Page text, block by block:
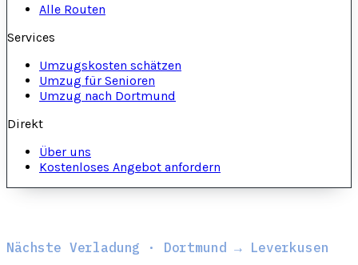
Alle Routen
Services
Umzugskosten schätzen
Umzug für Senioren
Umzug nach Dortmund
Direkt
Über uns
Kostenloses Angebot anfordern
Nächste Verladung · Dortmund → Leverkusen